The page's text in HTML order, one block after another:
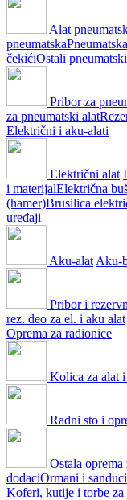
Alat
pneumatska
čekićiOstali
Pribor za
za pneumatski alat
Električni i aku-alati
Električni alat
i materijalElektrična
(hamer)Brusilica
uređaji
Aku-alat Aku-
Pribor i
rez. deo za el. i aku alat
Oprema za radionice
Kolica za alat i
Radni sto i
Ostala
dodaciOrmani i sanduci
Koferi, kutije i torbe za